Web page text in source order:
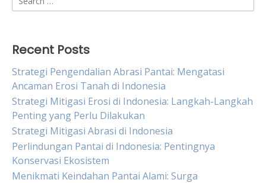
for:
Recent Posts
Strategi Pengendalian Abrasi Pantai: Mengatasi
Ancaman Erosi Tanah di Indonesia
Strategi Mitigasi Erosi di Indonesia: Langkah-Langkah
Penting yang Perlu Dilakukan
Strategi Mitigasi Abrasi di Indonesia
Perlindungan Pantai di Indonesia: Pentingnya
Konservasi Ekosistem
Menikmati Keindahan Pantai Alami: Surga